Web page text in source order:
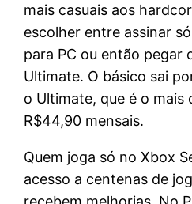
mais casuais aos
escolher entre assinar
para PC ou então pegar
Ultimate. O básico sai
o Ultimate, que é o
R$44,90 mensais.
Quem joga só no Xbox
acesso a centenas de